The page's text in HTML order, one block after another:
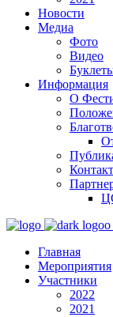
Новости
Медиа
Фото
Видео
Информация
О
Главная
Мероприятия
Участники
2022
2021